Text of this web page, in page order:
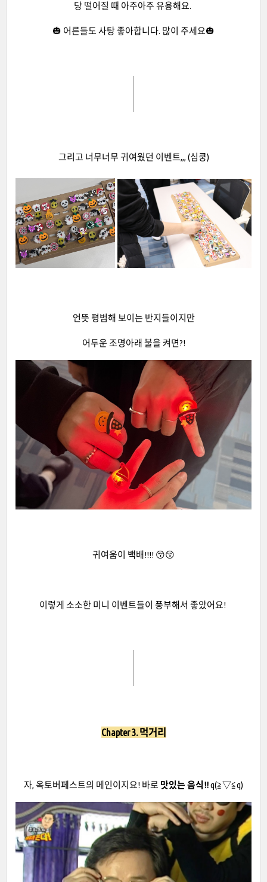
당 떨어질 때 아주아주 유용해요.
🎃 어른들도 사탕 좋아합니다. 많이 주세요🎃
그리고 너무너무 귀여웠던 이벤트,,, (심쿵)
언뜻 평범해 보이는 반지들이지만
어두운 조명아래 불을 켜면?!
귀여움이 백배!!!! 😚😚
이렇게 소소한 미니 이벤트들이 풍부해서 좋았어요!
Chapter 3. 먹거리
자, 옥토버페스트의 메인이지요! 바로 맛있는 음식!!q(≧▽≦q)